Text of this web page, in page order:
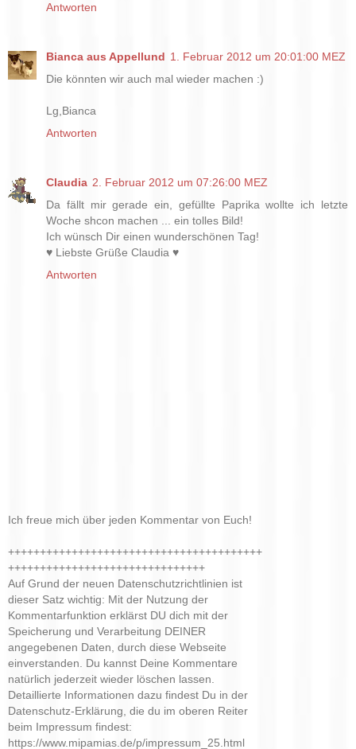
Antworten
Bianca aus Appellund 1. Februar 2012 um 20:01:00 MEZ
Die könnten wir auch mal wieder machen :)
Lg,Bianca
Antworten
Claudia 2. Februar 2012 um 07:26:00 MEZ
Da fällt mir gerade ein, gefüllte Paprika wollte ich letzte
Woche shcon machen ... ein tolles Bild!
Ich wünsch Dir einen wunderschönen Tag!
♥ Liebste Grüße Claudia ♥
Antworten
Ich freue mich über jeden Kommentar von Euch!
++++++++++++++++++++++++++++++++++++++++
+++++++++++++++++++++++++++++++
Auf Grund der neuen Datenschutzrichtlinien ist
dieser Satz wichtig: Mit der Nutzung der
Kommentarfunktion erklärst DU dich mit der
Speicherung und Verarbeitung DEINER
angegebenen Daten, durch diese Webseite
einverstanden. Du kannst Deine Kommentare
natürlich jederzeit wieder löschen lassen.
Detaillierte Informationen dazu findest Du in der
Datenschutz-Erklärung, die du im oberen Reiter
beim Impressum findest:
https://www.mipamias.de/p/impressum_25.html